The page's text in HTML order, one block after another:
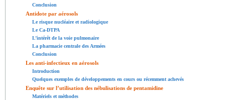
Conclusion
Antidote par aérosols
Le risque nucléaire et radiologique
Le Ca-DTPA
L’intérêt de la voie pulmonaire
La pharmacie centrale des Armées
Conclusion
Les anti-infectieux en aérosols
Introduction
Quelques exemples de développements en cours ou récemment achevés
Enquête sur l’utilisation des nébulisations de pentamidine
Matériels et méthodes